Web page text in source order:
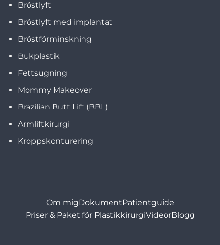
Bröstlyft
Bröstlyft med implantat
Bröstförminskning
Bukplastik
Fettsugning
Mommy Makeover
Brazilian Butt Lift (BBL)
Armliftkirurgi
Kroppskonturering
Om migDokumentPatientguide
Priser & Paket för PlastikkirurgiVideorBlogg